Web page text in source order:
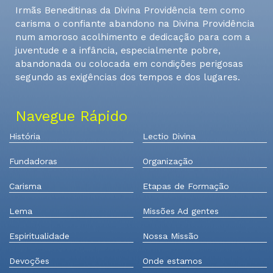
Irmãs Beneditinas da Divina Providência tem como
carisma o confiante abandono na Divina Providência
num amoroso acolhimento e dedicação para com a
juventude e a infância, especialmente pobre,
abandonada ou colocada em condições perigosas
segundo as exigências dos tempos e dos lugares.
Navegue Rápido
História
Fundadoras
Carisma
Lema
Espiritualidade
Devoções
Lectio Divina
Organização
Etapas de Formação
Missões Ad gentes
Nossa Missão
Onde estamos